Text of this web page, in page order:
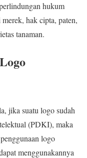
hukum
hak cipta, paten,
tanaman.
jika suatu logo sudah
(PDKI), maka
logo
menggunakannya